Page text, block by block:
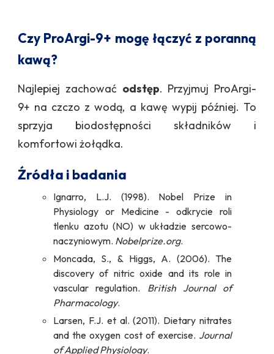
Czy ProArgi-9+ mogę łączyć z poranną
kawą?
Najlepiej zachować odstęp. Przyjmuj ProArgi-
9+ na czczo z wodą, a kawę wypij później. To
sprzyja biodostępności składników i
komfortowi żołądka.
Źródła i badania
Ignarro, L.J. (1998). Nobel Prize in
Physiology or Medicine - odkrycie roli
tlenku azotu (NO) w układzie sercowo-
naczyniowym. Nobelprize.org.
Moncada, S., & Higgs, A. (2006). The
discovery of nitric oxide and its role in
vascular regulation. British Journal of
Pharmacology.
Larsen, F.J. et al. (2011). Dietary nitrates
and the oxygen cost of exercise. Journal
of Applied Physiology.